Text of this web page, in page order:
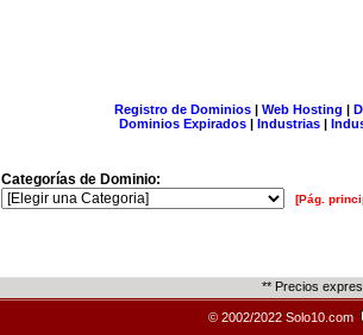
Registro de Dominios| Web Hosting |
Dominios Expirados | Industrias |
Categorías de Dominio:
[Pág.
** Precios
© 2002/2022 Solo10.com